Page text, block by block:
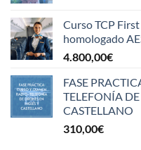
Curso TCP
homologado
4.800,00€
FASE
TELEFONÍA
CASTELLANO
310,00€